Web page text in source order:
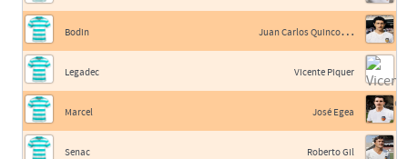
Bodin
Legadec
Marcel
Senac
J
uan Carlos Quincoces II
Vicente Piquer
José Egea
Roberto Gil